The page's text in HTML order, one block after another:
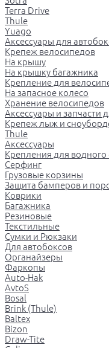
Terra Drive
Thule
Yuago
Аксессуары для
Крепеж велосипедов
На крышу
На крышку багажника
Крепление для
На запасное колесо
Хранение велосипедов
Аксессуары и запчасти
Крепеж лыж и
Thule
Аксессуары
Крепления для
Серфинг
Грузовые корзины
Защита бамперов и
Коврики
Багажника
Резиновые
Текстильные
Сумки и Рюкзаки
Для автобоксов
Органайзеры
Фаркопы
Auto-Hak
AvtoS
Bosal
Brink (Thule)
Baltex
Bizon
Draw-Tite